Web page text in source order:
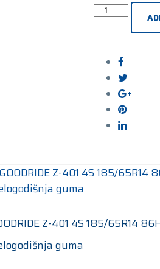
TRISTAR
ECOPOWER3
86T
Ljetna
guma
quantity
Z-401 4S 185/65R14
guma